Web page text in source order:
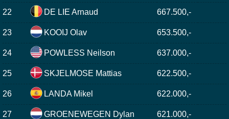
22 DE LIE Arnaud 667.500,-
23 KOOIJ Olav 653.500,-
24 POWLESS Neilson 637.000,-
25 SKJELMOSE Mattias 622.500,-
26 LANDA Mikel 622.000,-
27 GROENEWEGEN Dylan 621.000,-